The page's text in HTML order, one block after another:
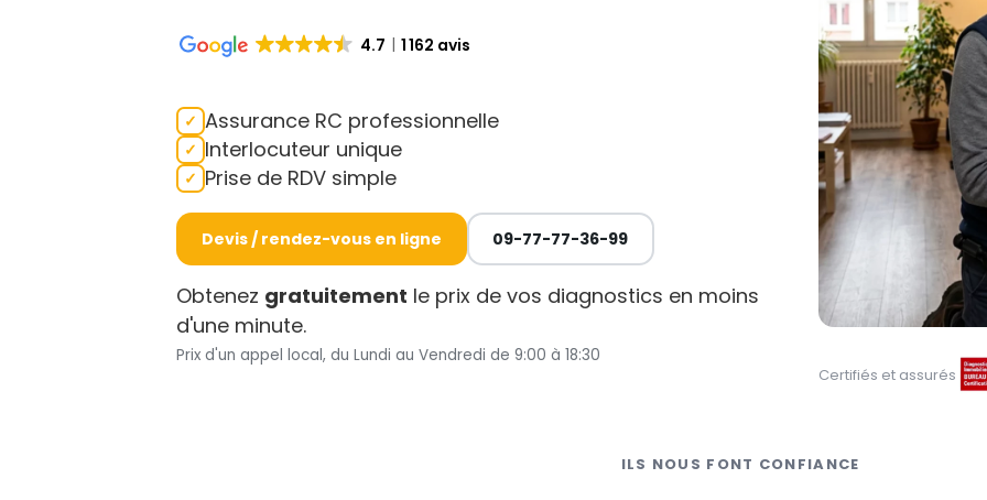
4.7 1 162 avis
Assurance RC professionnelle
Interlocuteur unique
Prise de RDV simple
Devis / rendez-vous en ligne 09-77-77-36-99
Obtenez gratuitement le prix de vos diagnostics en moins
d'une minute.
Prix d'un appel local, du Lundi au Vendredi de 9:00 à 18:30
Certifiés et assurés
ILS NOUS FONT CONFIANCE